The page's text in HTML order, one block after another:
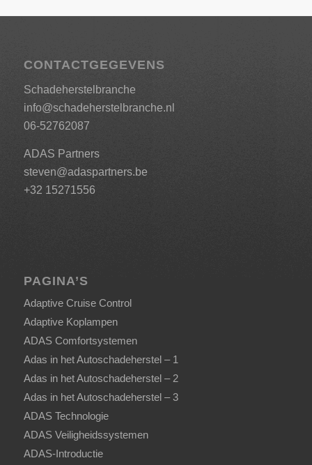
CONTACTGEGEVENS
Schadeherstelbranche
info@schadeherstelbranche.nl
06-52762087
ADAS Partners
steven@adaspartners.be
+32 15271556
PAGINA’S
Adaptive Cruise Control
Adaptive Koplampen
ADAS Comfortsystemen
Adas in het Autoschadeherstel – 1
Adas in het Autoschadeherstel – 2
Adas in het Autoschadeherstel – 3
ADAS Technologie
ADAS Veiligheidssystemen
ADAS-Introductie